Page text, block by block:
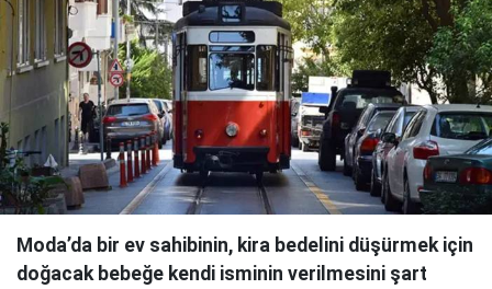
Moda’da bir ev sahibinin, kira bedelini düşürmek için
doğacak bebeğe kendi isminin verilmesini şart